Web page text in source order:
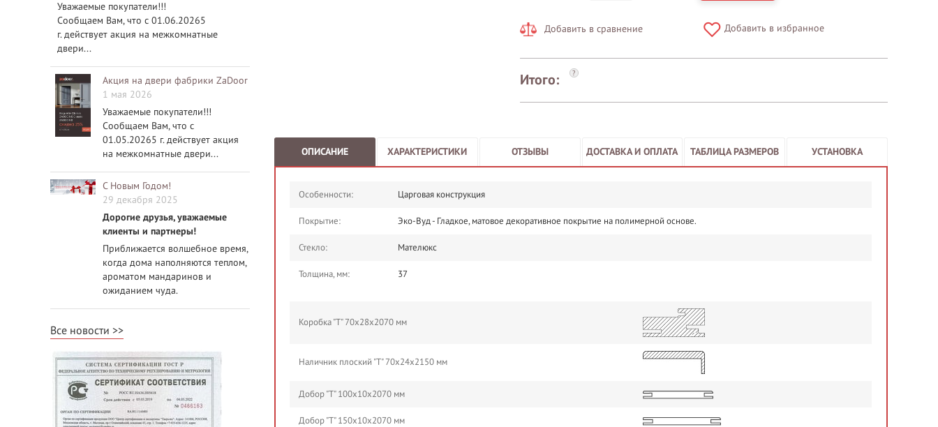
Уважаемые покупатели!!!
Сообщаем Вам, что с 01.06.20265
г. действует акция на межкомнатные
двери...
Акция на двери фабрики ZaDoor
1 мая 2026
Уважаемые покупатели!!!
Сообщаем Вам, что с
01.05.20265 г. действует акция
на межкомнатные двери...
С Новым Годом!
29 декабря 2025
Дорогие друзья, уважаемые
клиенты и партнеры!
Приближается волшебное время,
когда дома наполняются теплом,
ароматом мандаринов и
ожиданием чуда.
Все новости
Добавить в сравнение Добавить в избранное
Итого: ?
ОПИСАНИЕ ХАРАКТЕРИСТИКИ ОТЗЫВЫ ДОСТАВКА И ОПЛАТА ТАБЛИЦА РАЗМЕРОВ УСТАНОВКА
Особенности: Царговая конструкция
Покрытие: Эко-Вуд - Гладкое, матовое декоративное покрытие на полимерной основе.
Стекло: Мателюкс
Толщина, мм: 37
Коробка "Т" 70х28х2070 мм
Наличник плоский "Т" 70х24х2150 мм
Добор "Т" 100х10х2070 мм
Добор "Т" 150х10х2070 мм